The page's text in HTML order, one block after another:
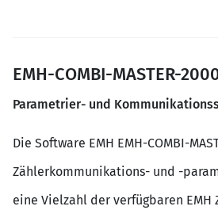
EMH-COMBI-MASTER-
Parametrier- und
Die Software EMH EMH-COMBI-
Zählerkommunikations- und -
eine Vielzahl der verfügbaren EMH